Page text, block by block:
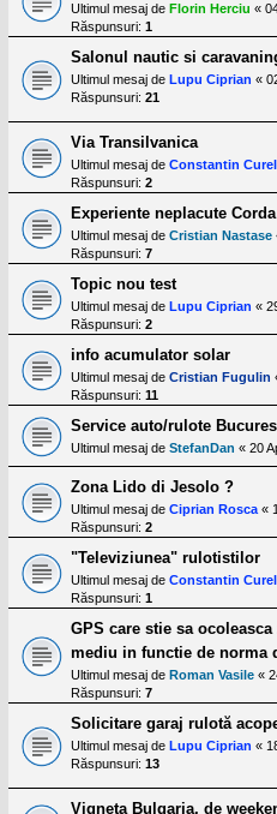
Ultimul mesaj de Florin Herciu «
Răspunsuri: 1
Salonul nautic si
Ultimul mesaj de Lupu Ciprian «
Răspunsuri: 21
Via Transilvanica
Ultimul mesaj de Constantin
Răspunsuri: 2
Experiente neplacute
Ultimul mesaj de Cristian Nastase
Răspunsuri: 7
Topic nou test
Ultimul mesaj de Lupu Ciprian «
Răspunsuri: 2
info acumulator solar
Ultimul mesaj de Cristian Fugulin
Răspunsuri: 11
Service auto/rulote
Ultimul mesaj de StefanDan « 20
Zona Lido di Jesolo ?
Ultimul mesaj de Ciprian Rosca «
Răspunsuri: 2
"Televiziunea" rulotistilor
Ultimul mesaj de Constantin
Răspunsuri: 1
GPS care stie sa
mediu in functie de norma
Ultimul mesaj de Roman Vasile «
Răspunsuri: 7
Solicitare garaj rulotă
Ultimul mesaj de Lupu Ciprian «
Răspunsuri: 13
Vigneta Bulgaria, de